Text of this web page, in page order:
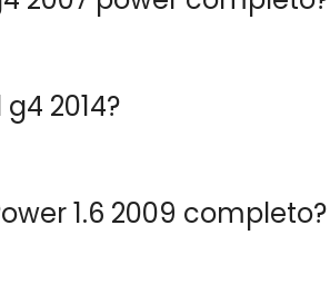
2014?
1.6 2009 completo?